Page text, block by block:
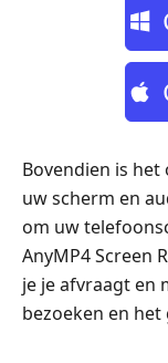
Bovendien is
uw scherm en
om uw
AnyMP4 Screen
je je afvraagt en
bezoeken en